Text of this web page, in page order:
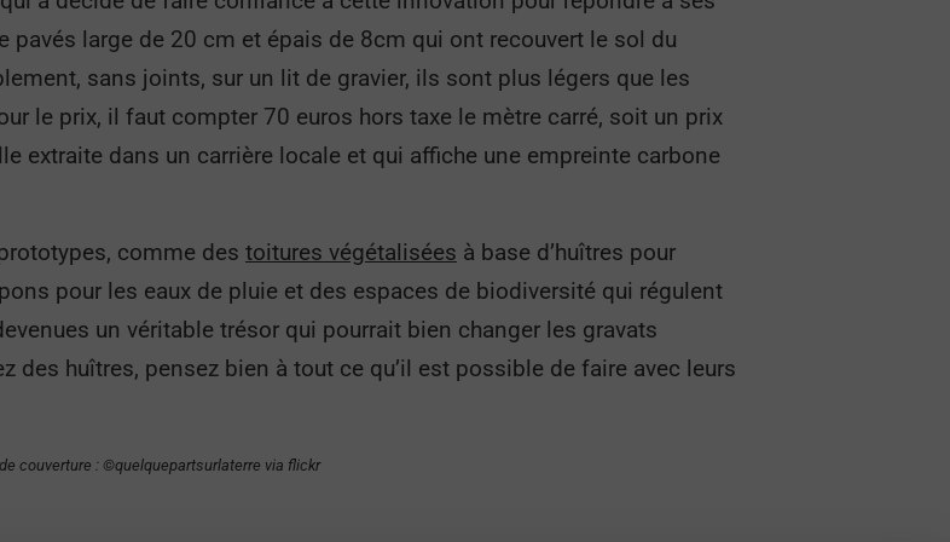
pavés large de 20 cm et épais de 8cm qui ont recouvert le sol du
sans joints, sur un lit de gravier, ils sont plus légers que les
le prix, il faut compter 70 euros hors taxe le mètre carré, soit un prix
extraite dans un carrière locale et qui affiche une empreinte carbone
comme des toitures végétalisées à base d’huîtres pour
pour les eaux de pluie et des espaces de biodiversité qui régulent
un véritable trésor qui pourrait bien changer les gravats
des huîtres, pensez bien à tout ce qu’il est possible de faire avec leurs
couverture : ©quelquepartsurlaterre via flickr